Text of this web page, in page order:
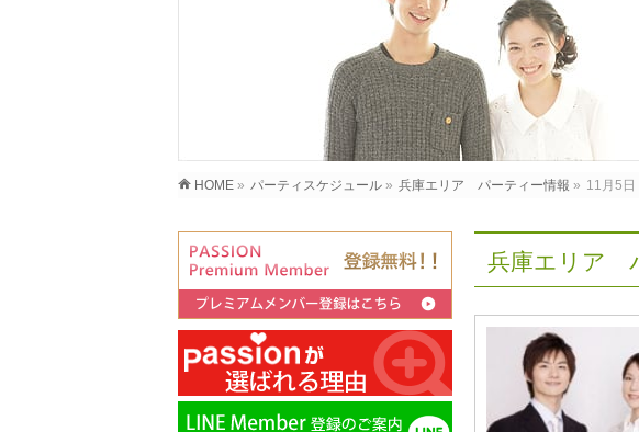
HOME » パーティスケジュール » 兵庫エリア パーティー情報 » 11月5日
兵庫エリア